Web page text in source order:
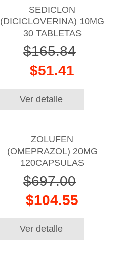
SEDICLON
(DICICLOVERINA) 10MG
30 TABLETAS
$165.84
$51.41
Ver detalle
ZOLUFEN
(OMEPRAZOL) 20MG
120CAPSULAS
$697.00
$104.55
Ver detalle